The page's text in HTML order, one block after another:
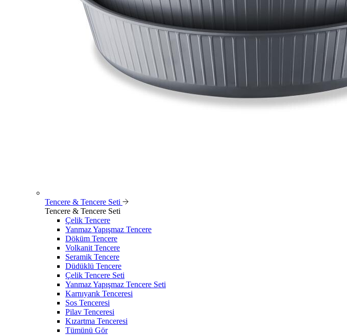
Tencere & Tencere Seti
Tencere & Tencere Seti
Çelik Tencere
Yanmaz Yapışmaz Tencere
Döküm Tencere
Volkanit Tencere
Seramik Tencere
Düdüklü Tencere
Çelik Tencere Seti
Yanmaz Yapışmaz Tencere Seti
Karnıyarık Tenceresi
Sos Tenceresi
Pilav Tenceresi
Kızartma Tenceresi
Tümünü Gör